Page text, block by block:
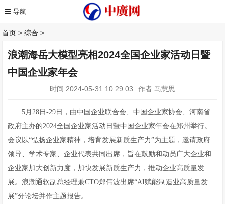
首页 >综合 >
浪潮海岳大模型亮相2024全国企业家活动日暨
中国企业家年会
时间:2024-05-31 10:29:03 作者:马慧思
5月28日-29日，由中国企业联合会、中国企业家协会、河南省
政府主办的2024全国企业家活动日暨中国企业家年会在郑州举行。
会议以“弘扬企业家精神，培育发展新质生产力”为主题，邀请政府
领导、学术专家、企业代表共同出席，旨在鼓励和动员广大企业和
企业家加大创新力度，加快发展新质生产力，推动企业高质量发
展。浪潮通软副总经理兼CTO郑伟波出席“AI赋能制造业高质量发
展”分论坛并作主题报告。